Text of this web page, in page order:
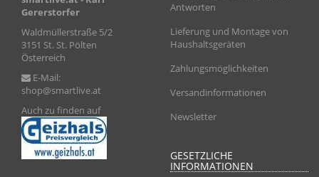
Gererstorfer
Waldmüllerstraße 5/2
3151 St. St. Pölten
Österreich
E-Mail:
shop@smartlive.at
Auch zu finden auf
Antworten
Lieferung und Montage von
Haushaltsgeräten
Zahlungsmöglichkeiten
Versandinformationen
Newsletter
GESETZLICHE
INFORMATIONEN